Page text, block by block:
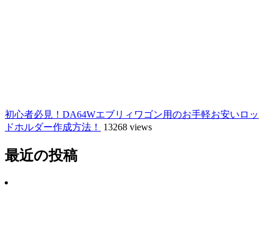
初心者必見！DA64Wエブリィワゴン用のお手軽お安いロッ
ドホルダー作成方法！
13268 views
最近の投稿